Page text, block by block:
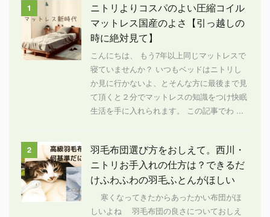
1
ニトリよりコスパのよい圧縮コイル
マットレス国産のよさ【引っ越しの
時に絶対見て】
こんにちは、 もう7年以上同じマットレスで
寝ていませんか？ いつもベッドはニトリし
か見に行かないよ、とそんな方に最後まで見
て頂くと２分でマットレスの知識をつけ快眠
生活を手に入れられます。 この記事でわ ...
2
羽毛布団選び方をおしえて。西川・
ニトリお手入れの仕方は？できるだ
けふわふわの羽毛ふとんがほしい
寒くなってきたからあったかい布団がほ
しいよね 羽毛布団の良さについておしえ